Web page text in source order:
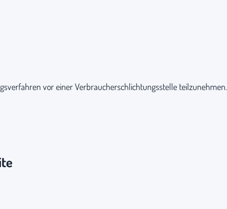
vor einer Verbraucherschlichtungsstelle teilzunehmen.